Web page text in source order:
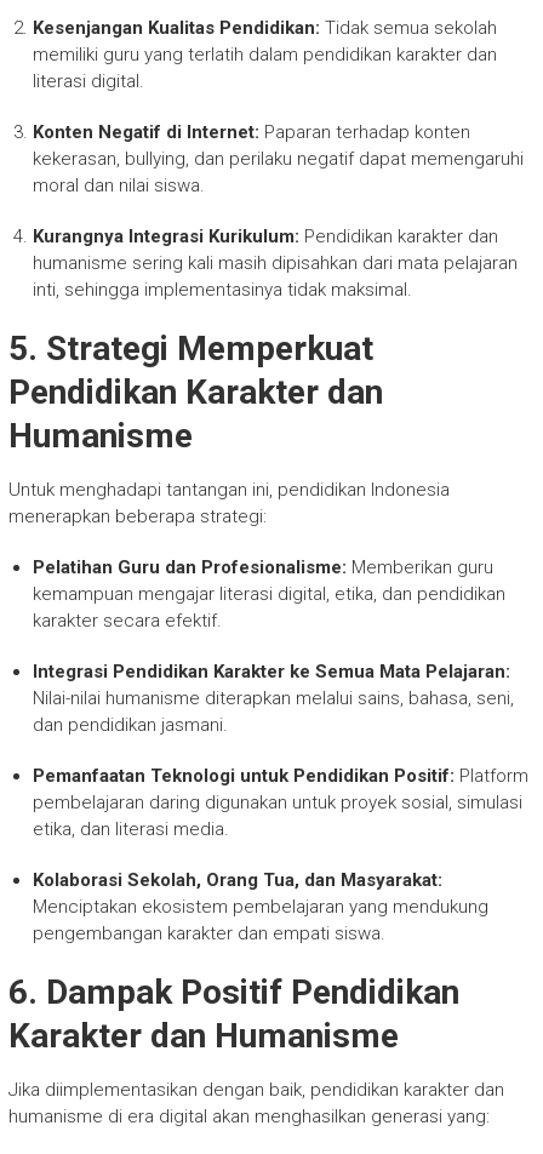
Kesenjangan Kualitas Pendidikan: Tidak semua sekolah
memiliki guru yang terlatih dalam pendidikan karakter dan
literasi digital.
Konten Negatif di Internet: Paparan terhadap konten
kekerasan, bullying, dan perilaku negatif dapat memengaruhi
moral dan nilai siswa.
Kurangnya Integrasi Kurikulum: Pendidikan karakter dan
humanisme sering kali masih dipisahkan dari mata pelajaran
inti, sehingga implementasinya tidak maksimal.
5. Strategi Memperkuat
Pendidikan Karakter dan
Humanisme
Untuk menghadapi tantangan ini, pendidikan Indonesia
menerapkan beberapa strategi:
Pelatihan Guru dan Profesionalisme: Memberikan guru
kemampuan mengajar literasi digital, etika, dan pendidikan
karakter secara efektif.
Integrasi Pendidikan Karakter ke Semua Mata Pelajaran:
Nilai-nilai humanisme diterapkan melalui sains, bahasa, seni,
dan pendidikan jasmani.
Pemanfaatan Teknologi untuk Pendidikan Positif: Platform
pembelajaran daring digunakan untuk proyek sosial, simulasi
etika, dan literasi media.
Kolaborasi Sekolah, Orang Tua, dan Masyarakat:
Menciptakan ekosistem pembelajaran yang mendukung
pengembangan karakter dan empati siswa.
6. Dampak Positif Pendidikan
Karakter dan Humanisme
Jika diimplementasikan dengan baik, pendidikan karakter dan
humanisme di era digital akan menghasilkan generasi yang: